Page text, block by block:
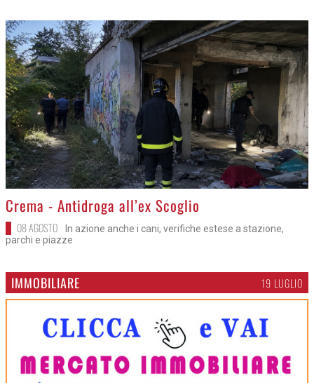
>
Crema - Antidroga all’ex Scoglio
08 AGOSTO
In azione anche i cani, verifiche estese a stazione,
parchi e piazze
IMMOBILIARE 19 LUGLIO